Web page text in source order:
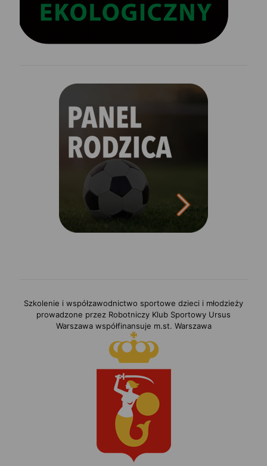
Szkolenie i współzawodnictwo sportowe dzieci i młodzieży
prowadzone przez Robotniczy Klub Sportowy Ursus
Warszawa współfinansuje m.st. Warszawa